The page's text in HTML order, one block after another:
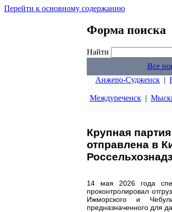
Перейти к основному содержанию
Форма поиска
Найти
Все
Анжеро-Судженск |
Междуреченск|
Крупная
отправлена в
14 мая 2026 года
проконтролировал
Ижморского и
предназначенного для